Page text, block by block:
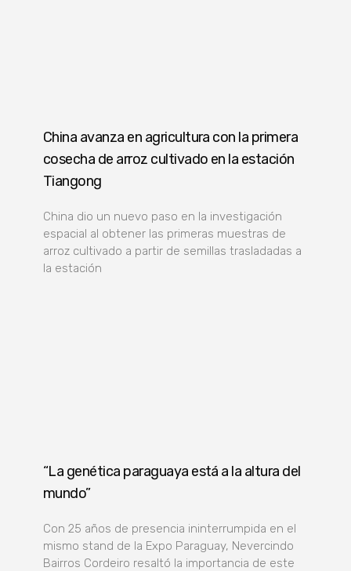
China avanza en agricultura con la primera
cosecha de arroz cultivado en la estación
Tiangong
China dio un nuevo paso en la investigación
espacial al obtener las primeras muestras de
arroz cultivado a partir de semillas trasladadas a
la estación
“La genética paraguaya está a la altura del
mundo”
Con 25 años de presencia ininterrumpida en el
mismo stand de la Expo Paraguay, Nevercindo
Bairros Cordeiro resaltó la importancia de este